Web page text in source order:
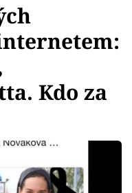
Kdo za